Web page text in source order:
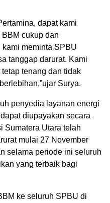
dapat kami
cukup dan
meminta SPBU
tanggap darurat. Kami
tenang dan tidak
Surya.
penyedia layanan energi
diupayakan secara
Sumatera Utara telah
mulai 27 November
selama periode ini seluruh
yang terbaik bagi
ke seluruh SPBU di